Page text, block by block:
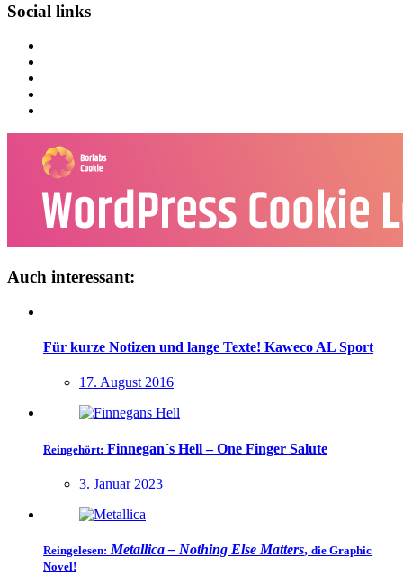
Social links
Auch interessant:
Für kurze Notizen und lange Texte! Kaweco AL Sport
17. August 2016
Reingehört: Finnegan´s Hell – One Finger Salute
3. Januar 2023
Reingelesen: Metallica – Nothing Else Matters, die Graphic
Novel!